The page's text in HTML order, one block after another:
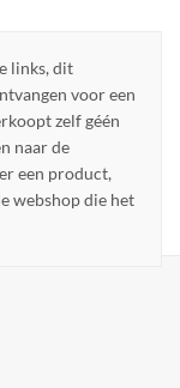
links, dit
voor een
zelf géén
naar de
een product,
webshop die het